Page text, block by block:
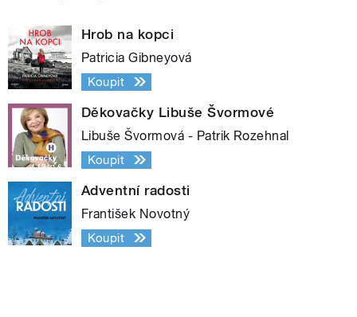
Hrob na kopci
Patricia Gibneyová
Koupit
Děkovačky Libuše Švormové
Libuše Švormová - Patrik Rozehnal
Koupit
Adventní radosti
František Novotný
Koupit